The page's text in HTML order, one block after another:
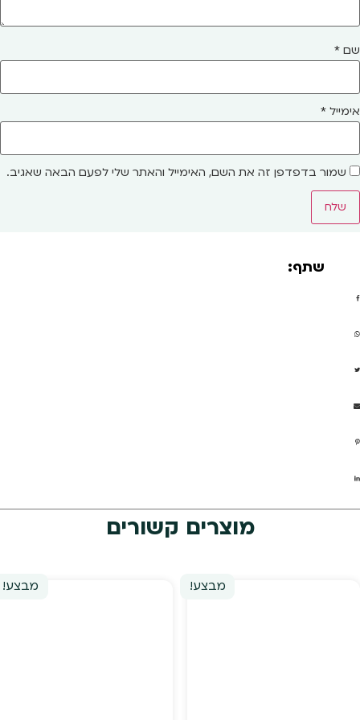
שם *
אימייל *
שמור בדפדפן זה את השם, האימייל והאתר שלי לפעם הבאה שאגיב.
שתף:
מוצרים קשורים
מבצע! מבצע!